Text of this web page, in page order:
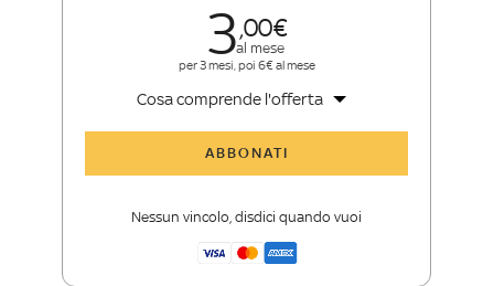
300
al mese
per 3 mesi, poi 6€ al mese
Cosa comprende l'offerta
Sport
La newsletter esclusiva di Sky Sport
ABBONATI
Nessun vincolo, disdici quando vuoi